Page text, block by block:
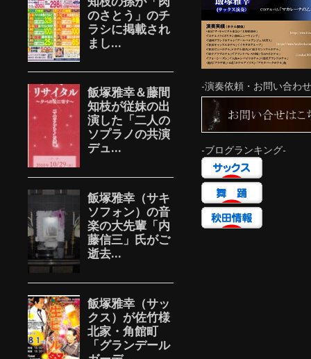
-演奏依頼・お問い合わ
-ブログランキング-